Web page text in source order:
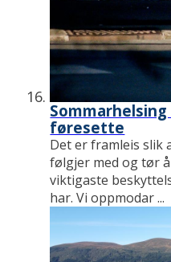
føresette
Det er framleis slik
følgjer med og tør
viktigaste
har. Vi oppmodar ...